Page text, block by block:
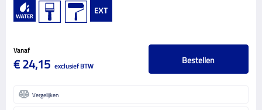
Vanaf
€ 24,15 exclusief BTW Bestellen
Vergelijken